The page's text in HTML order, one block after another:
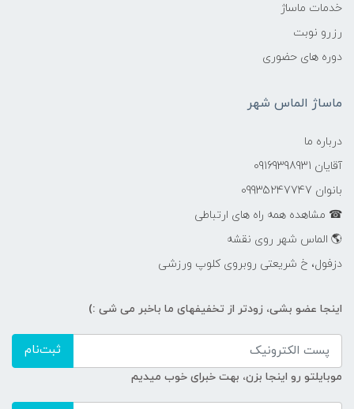
خدمات ماساژ
رزرو نوبت
دوره های حضوری
ماساژ الماس شهر
درباره ما
آقایان 09169398931
بانوان 09935247747
☎ مشاهده همه راه های ارتباطی
🌎 الماس شهر روی نقشه
دزفول، خ شریعتی روبروی کلوپ ورزشی
اینجا عضو بشی، زودتر از تخفیفهای ما باخبر می شی :)
ثبت‌نام
موبایلتو رو اینجا بزن، بهت خبرای خوب میدیم